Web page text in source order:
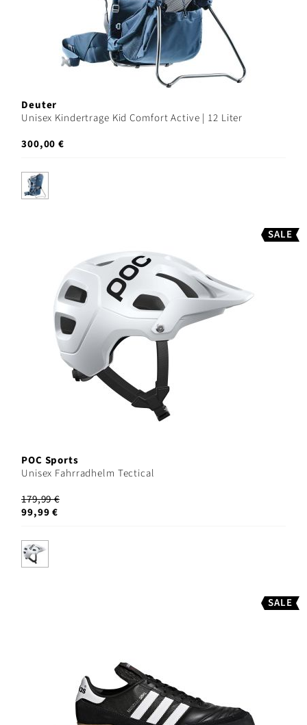
Deuter
Unisex Kindertrage Kid Comfort Active | 12 Liter
300,00 €
SALE
POC Sports
Unisex Fahrradhelm Tectical
179,99 €
99,99 €
SALE